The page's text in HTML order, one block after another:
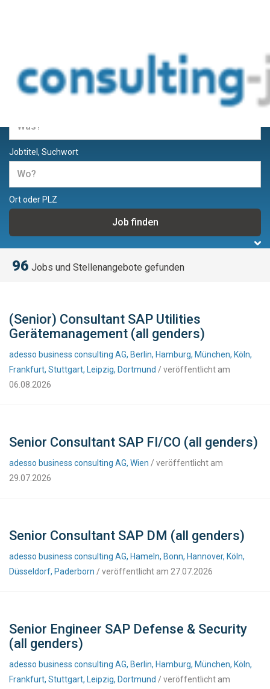
Jobs und Stellenangebote für
Berater und Consultants
Jobtitel, Suchwort
Ort oder PLZ
96 Jobs und Stellenangebote gefunden
(Senior) Consultant SAP Utilities
Gerätemanagement (all genders)
adesso business consulting AG, Berlin, Hamburg, München, Köln,
Frankfurt, Stuttgart, Leipzig, Dortmund / veröffentlicht am
06.08.2026
Senior Consultant SAP FI/CO (all genders)
adesso business consulting AG, Wien / veröffentlicht am
29.07.2026
Senior Consultant SAP DM (all genders)
adesso business consulting AG, Hameln, Bonn, Hannover, Köln,
Düsseldorf, Paderborn / veröffentlicht am 27.07.2026
Senior Engineer SAP Defense & Security
(all genders)
adesso business consulting AG, Berlin, Hamburg, München, Köln,
Frankfurt, Stuttgart, Leipzig, Dortmund / veröffentlicht am